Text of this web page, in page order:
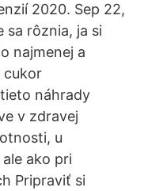
2020. Sep 22,
sa rôznia, ja si
najmenej a
cukor
náhrady
v zdravej
u
ako pri
Pripraviť si